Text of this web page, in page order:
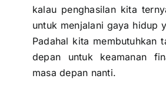
kalau penghasilan kita
untuk menjalani gaya hidup
Padahal kita membutuhkan
depan untuk keamanan
masa depan nanti.